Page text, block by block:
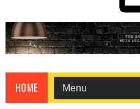
HOME